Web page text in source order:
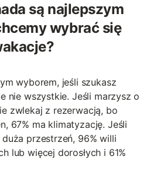
są najlepszym
wybrać się
wyborem, jeśli szukasz
nie wszystkie. Jeśli marzysz o
zwlekaj z rezerwacją, bo
67% ma klimatyzację. Jeśli
przestrzeń, 96% willi
lub więcej dorosłych i 61%